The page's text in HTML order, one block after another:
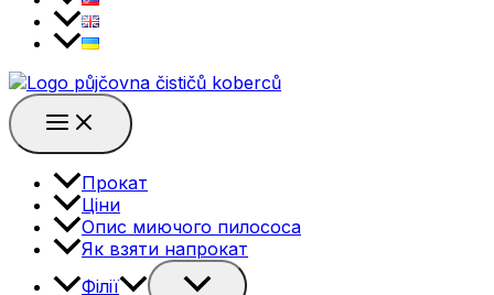
Main
Menu
Прокат
Ціни
Опис миючого пилососа
Як взяти напрокат
Філії
Перемикач